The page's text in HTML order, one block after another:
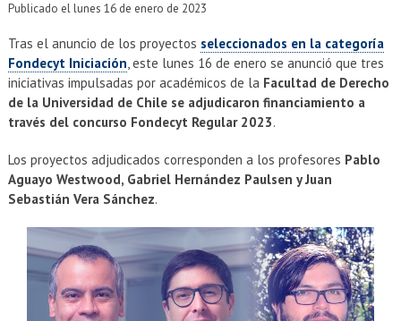
Publicado el lunes 16 de enero de 2023
Tras el anuncio de los proyectos seleccionados en la categoría
Fondecyt Iniciación, este lunes 16 de enero se anunció que tres
iniciativas impulsadas por académicos de la Facultad de Derecho
de la Universidad de Chile se adjudicaron financiamiento a
través del concurso Fondecyt Regular 2023.
Los proyectos adjudicados corresponden a los profesores Pablo
Aguayo Westwood, Gabriel Hernández Paulsen y Juan
Sebastián Vera Sánchez.